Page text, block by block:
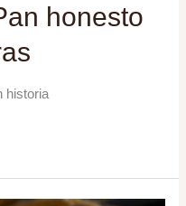
honesto
historia